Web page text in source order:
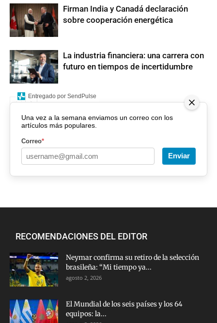
Firman India y Canadá declaración
sobre cooperación energética
La industria financiera: una carrera con
futuro en tiempos de incertidumbre
Una vez a la semana enviamos un correo con los
artículos más populares.
Correo*
Enviar
Entregado por SendPulse
RECOMENDACIONES DEL EDITOR
Neymar confirma su retiro de la selección
brasileña: “Mi tiempo ya...
agosto 2, 2026
El Mundial de los seis países y los 64
equipos: la...